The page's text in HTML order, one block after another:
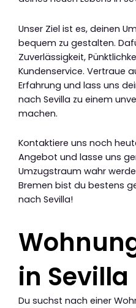
Unser Ziel ist es, deinen
bequem zu gestalten.
Zuverlässigkeit,
Kundenservice. Vertraue
Erfahrung und lass uns
nach Sevilla zu einem
machen.
Kontaktiere uns noch
Angebot und lasse uns
Umzugstraum wahr
Bremen bist du bestens
nach Sevilla!
in Sevilla
Du suchst nach einer